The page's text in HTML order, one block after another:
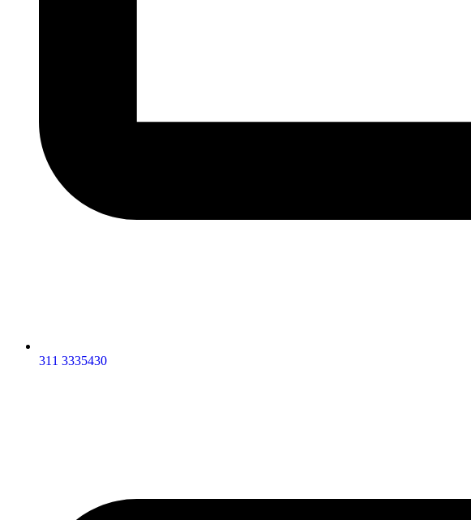
311 3335430